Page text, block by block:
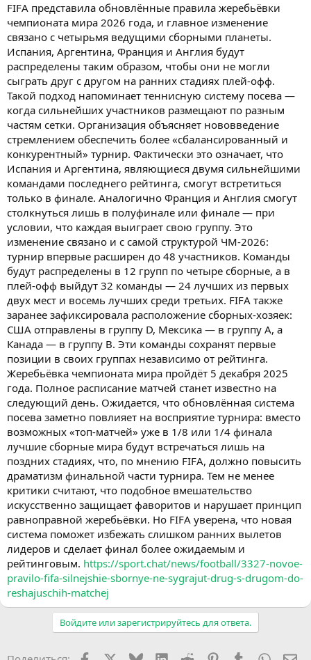
FIFA представила обновлённые правила жеребьёвки
чемпионата мира 2026 года, и главное изменение
связано с четырьмя ведущими сборными планеты.
Испания, Аргентина, Франция и Англия будут
распределены таким образом, чтобы они не могли
сыграть друг с другом на ранних стадиях плей-офф.
Такой подход напоминает теннисную систему посева —
когда сильнейших участников размещают по разным
частям сетки. Организация объясняет нововведение
стремлением обеспечить более «сбалансированный и
конкурентный» турнир. Фактически это означает, что
Испания и Аргентина, являющиеся двумя сильнейшими
командами последнего рейтинга, смогут встретиться
только в финале. Аналогично Франция и Англия смогут
столкнуться лишь в полуфинале или финале — при
условии, что каждая выиграет свою группу. Это
изменение связано и с самой структурой ЧМ-2026:
турнир впервые расширен до 48 участников. Команды
будут распределены в 12 групп по четыре сборные, а в
плей-офф выйдут 32 команды — 24 лучших из первых
двух мест и восемь лучших среди третьих. FIFA также
заранее зафиксировала расположение сборных-хозяек:
США отправлены в группу D, Мексика — в группу A, а
Канада — в группу B. Эти команды сохранят первые
позиции в своих группах независимо от рейтинга.
Жеребьёвка чемпионата мира пройдёт 5 декабря 2025
года. Полное расписание матчей станет известно на
следующий день. Ожидается, что обновлённая система
посева заметно повлияет на восприятие турнира: вместо
возможных «топ-матчей» уже в 1/8 или 1/4 финала
лучшие сборные мира будут встречаться лишь на
поздних стадиях, что, по мнению FIFA, должно повысить
драматизм финальной части турнира. Тем не менее
критики считают, что подобное вмешательство
искусственно защищает фаворитов и нарушает принцип
равноправной жеребьёвки. Но FIFA уверена, что новая
система поможет избежать слишком ранних вылетов
лидеров и сделает финал более ожидаемым и
рейтинговым. https://sport.chat/news/football/3327-novoe-
pravilo-fifa-silnejshie-sbornye-ne-sygrajut-drug-s-drugom-do-
reshajuschih-matchej
Войдите или зарегистрируйтесь для ответа.